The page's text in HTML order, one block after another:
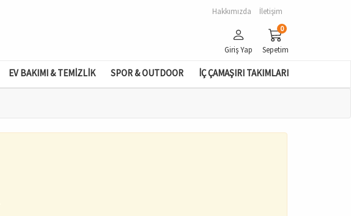
Hakkımızda İletişim
Giriş Yap
0
Sepetim
EV BAKIMI & TEMİZLİK SPOR & OUTDOOR İÇ ÇAMAŞIRI TAKIMLARI